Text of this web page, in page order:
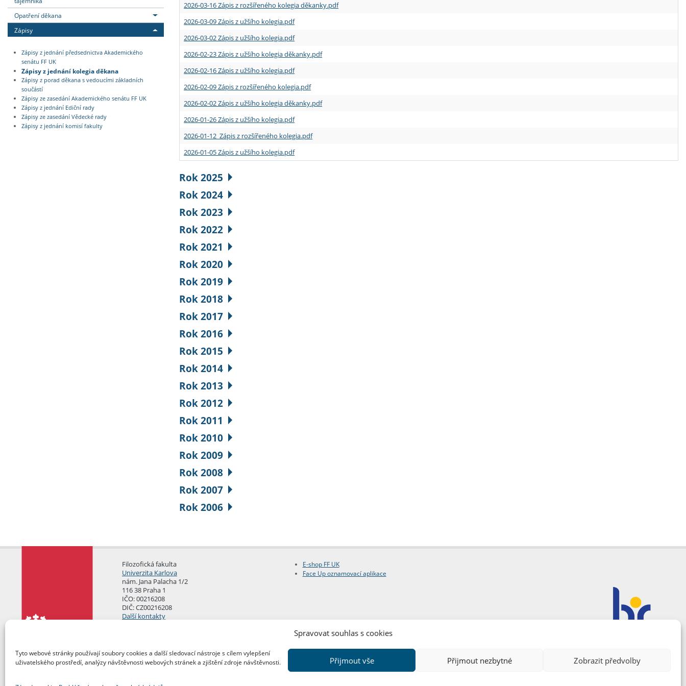
Spravovat souhlas s cookies
Tyto webové stránky používají soubory cookies a další sledovací nástroje s cílem vylepšení
uživatelského prostředí, analýzy návštěvnosti webových stránek a zjištění zdroje návštěvnosti.
Přijmout vše Přijmout nezbytné Zobrazit předvolby
Opatření děkana
Zápisy
Zápisy z jednání předsednictva Akademického
senátu FF UK
Zápisy z jednání kolegia děkana
Zápisy z porad děkana s vedoucími základních
součástí
Zápisy ze zasedání Akademického senátu FF UK
Zápisy z jednání Ediční rady
Zápisy ze zasedání Vědecké rady
Zápisy z jednání komisí fakulty
2026-03-16 Zápis z rozšířeného kolegia děkanky.pdf
2026-03-09 Zápis z užšího kolegia.pdf
2026-03-02 Zápis z užšího kolegia.pdf
2026-02-23 Zápis z užšího kolegia děkanky.pdf
2026-02-16 Zápis z užšího kolegia.pdf
2026-02-09 Zápis z rozšířeného kolegia.pdf
2026-02-02 Zápis z užšího kolegia děkanky.pdf
2026-01-26 Zápis z užšího kolegia.pdf
2026-01-12 Zápis z rozšířeného kolegia.pdf
2026-01-05 Zápis z užšího kolegia.pdf
Rok 2025
Rok 2024
Rok 2023
Rok 2022
Rok 2021
Rok 2020
Rok 2019
Rok 2018
Rok 2017
Rok 2016
Rok 2015
Rok 2014
Rok 2013
Rok 2012
Rok 2011
Rok 2010
Rok 2009
Rok 2008
Rok 2007
Rok 2006
Filozofická fakulta
Univerzita Karlova
nám. Jana Palacha 1/2
116 38 Praha 1
IČO: 00216208
DIČ: CZ00216208
Další kontakty
E-shop FF UK
Face Up oznamovací aplikace